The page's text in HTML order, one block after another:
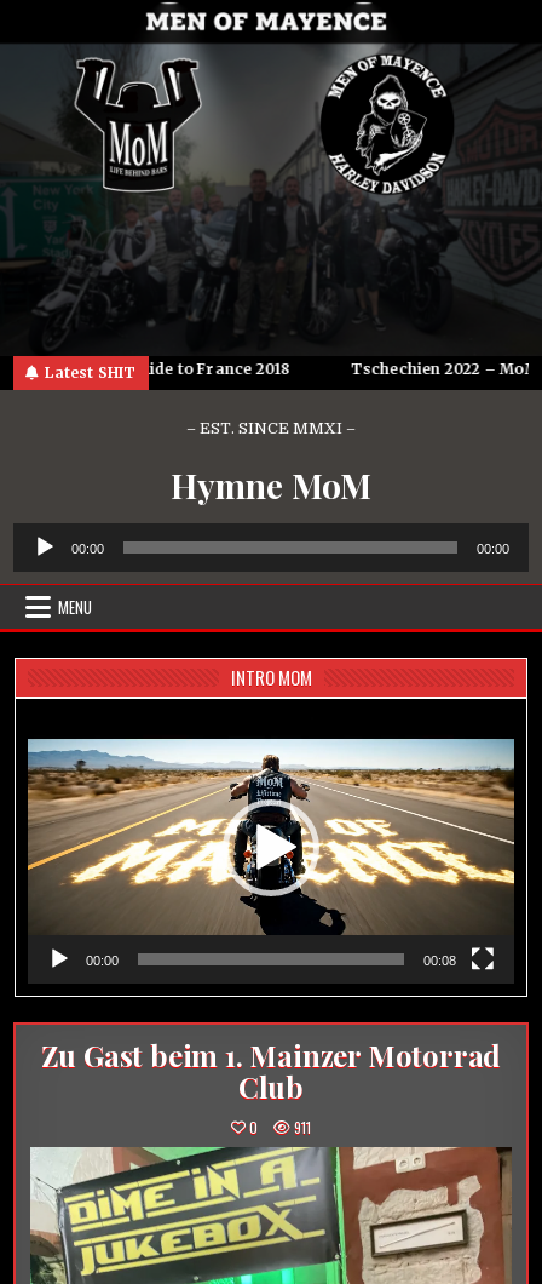
Latest SHIT
MoM-Ride to France 2018 Tschechien 2022 – MoM on
– EST. SINCE MMXI –
Hymne MoM
Player
00:00 00:00
MENU
INTRO MOM
Player
00:00 00:08
Zu Gast beim 1. Mainzer Motorrad
Club
0 911